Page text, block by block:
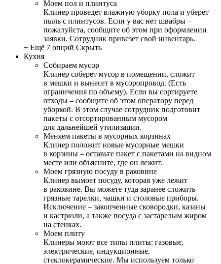
Моем пол и плинтуса
Клинер проведет влажную уборку пола и уберет
пыль с плинтусов. Если у вас нет швабры –
пожалуйста, сообщите об этом при оформлении
заявки. Сотрудник привезет свой инвентарь.
+ Ещё 7 опций Скрыть
Кухня
Собираем мусор
Клинер соберет мусор в помещении, сложит
в мешки и вынесет в мусоропровод. (Есть
ограничения по объему). Если вы сортируете
отходы – сообщите об этом оператору перед
уборкой. В этом случае сотрудник подготовит
пакеты с отсортированным мусором
для дальнейшей утилизации.
Меняем пакеты в мусорных корзинах
Клинер положит новые мусорные мешки
в корзины – оставьте пакет с пакетами на видном
месте или объясните, где он лежит.
Моем грязную посуду в раковине
Клинер вымоет посуду, которая уже лежит
в раковине. Вы можете туда заранее сложить
грязные тарелки, чашки и столовые приборы.
Исключение – закопченные сковородки, казаны
и кастрюли, а также посуда с застарелым жиром
на стенках.
Моем плиту
Клинеры моют все типы плиты: газовые,
электрические, индукционные,
стеклокерамические. Мы используем только